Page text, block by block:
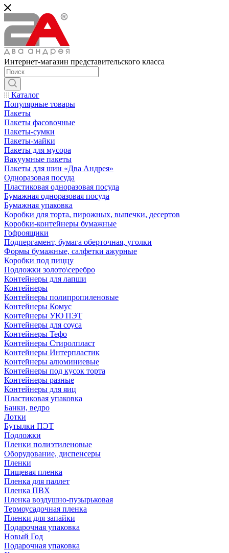
Интернет-магазин представительского класса
Каталог
Популярные товары
Пакеты
Пакеты фасовочные
Пакеты-сумки
Пакеты-майки
Пакеты для мусора
Вакуумные пакеты
Пакеты для шин «Два Андрея»
Одноразовая посуда
Пластиковая одноразовая посуда
Бумажная одноразовая посуда
Бумажная упаковка
Коробки для торта, пирожных, выпечки, десертов
Коробки-контейнеры бумажные
Гофроящики
Подпергамент, бумага оберточная, уголки
Формы бумажные, салфетки ажурные
Коробки под пиццу
Подложки золото\серебро
Контейнеры для лапши
Контейнеры
Контейнеры полипропиленовые
Контейнеры Комус
Контейнеры УЮ ПЭТ
Контейнеры для соуса
Контейнеры Тефо
Контейнеры Стиролпласт
Контейнеры Интерпластик
Контейнеры алюминиевые
Контейнеры под кусок торта
Контейнеры разные
Контейнеры для яиц
Пластиковая упаковка
Банки, ведро
Лотки
Бутылки ПЭТ
Подложки
Пленки полиэтиленовые
Оборудование, диспенсеры
Пленки
Пищевая пленка
Пленка для паллет
Пленка ПВХ
Пленка воздушно-пузырьковая
Термоусадочная пленка
Пленки для запайки
Подарочная упаковка
Новый Год
Подарочная упаковка